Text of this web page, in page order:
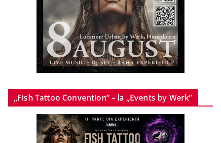
„Fish Tattoo Convention” – la „Events by Werk”